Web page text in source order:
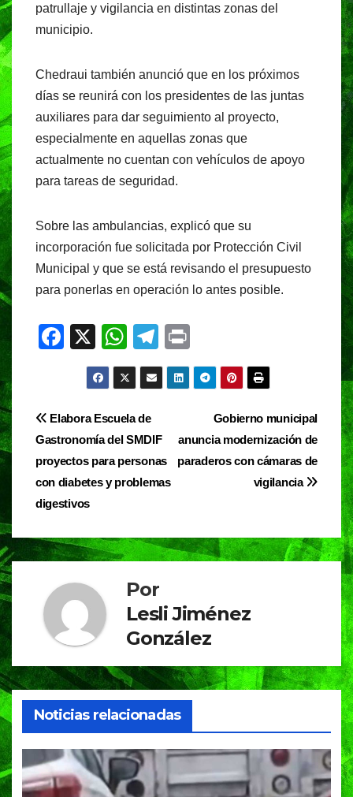
patrullaje y vigilancia en distintas zonas del
municipio.
Chedraui también anunció que en los próximos
días se reunirá con los presidentes de las juntas
auxiliares para dar seguimiento al proyecto,
especialmente en aquellas zonas que
actualmente no cuentan con vehículos de apoyo
para tareas de seguridad.
Sobre las ambulancias, explicó que su
incorporación fue solicitada por Protección Civil
Municipal y que se está revisando el presupuesto
para ponerlas en operación lo antes posible.
F
e
b
o
o
k
X
W
h
at
s
A
p
p
T
el
e
a
m
in
t
Navegación
de
entradas
Gobierno municipal
anuncia modernización de
paraderos con cámaras de
vigilancia
Elabora Escuela de
Gastronomía del SMDIF
proyectos para personas
con diabetes y problemas
digestivos
Por
Lesli Jiménez
González
Noticias relacionadas